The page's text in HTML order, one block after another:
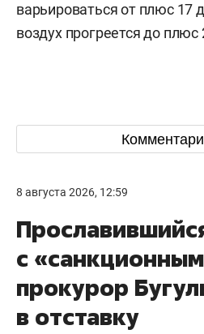
варьироваться от плюс 17
воздух прогреется до плюс
8 августа 2026, 12:59
с
прокурор
в отставку